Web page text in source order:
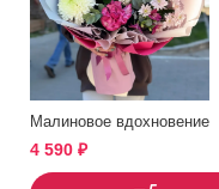
Малиновое вдохновение
4 590 ₽